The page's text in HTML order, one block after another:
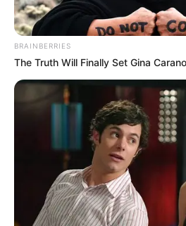
BRAINBERRIES
The Truth Will Finally Set Gina